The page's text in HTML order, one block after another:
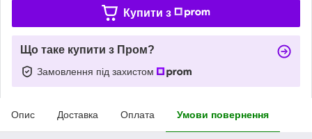
Купити з
Що таке купити з Пром?
Замовлення під захистом
Опис Доставка Оплата Умови повернення